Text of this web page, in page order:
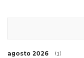
agosto 2026 (1)